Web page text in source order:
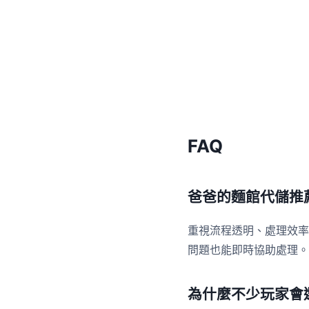
FAQ
爸爸的麵館代儲推
重視流程透明、處理效
問題也能即時協助處理。
為什麼不少玩家